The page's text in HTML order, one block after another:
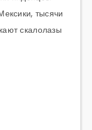
тысячи
скалолазы